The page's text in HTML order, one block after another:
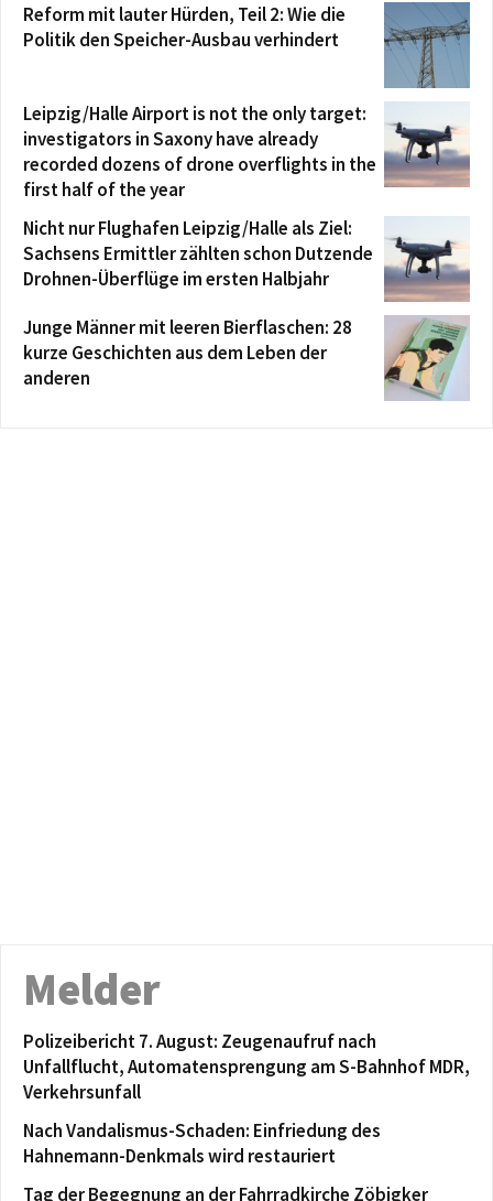
Reform mit lauter Hürden, Teil 2: Wie die
Politik den Speicher-Ausbau verhindert
Leipzig/Halle Airport is not the only target:
investigators in Saxony have already
recorded dozens of drone overflights in the
first half of the year
Nicht nur Flughafen Leipzig/Halle als Ziel:
Sachsens Ermittler zählten schon Dutzende
Drohnen-Überflüge im ersten Halbjahr
Junge Männer mit leeren Bierflaschen: 28
kurze Geschichten aus dem Leben der
anderen
Melder
Polizeibericht 7. August: Zeugenaufruf nach
Unfallflucht, Automatensprengung am S-Bahnhof MDR,
Verkehrsunfall
Nach Vandalismus-Schaden: Einfriedung des
Hahnemann-Denkmals wird restauriert
Tag der Begegnung an der Fahrradkirche Zöbigker